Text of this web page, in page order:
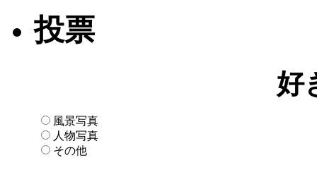
投票
好
風景写真
人物写真
その他